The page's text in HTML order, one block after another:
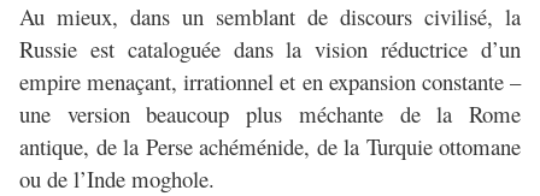
Au mieux, dans un semblant de discours civilisé, la
Russie est cataloguée dans la vision réductrice d’un
empire menaçant, irrationnel et en expansion constante –
une version beaucoup plus méchante de la Rome
antique, de la Perse achéménide, de la Turquie ottomane
ou de l’Inde moghole.